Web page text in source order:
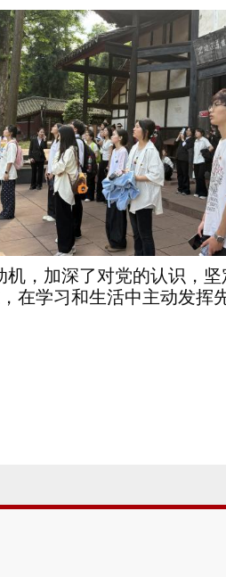
，加深了对党的认识，
在学习和生活中主动发挥